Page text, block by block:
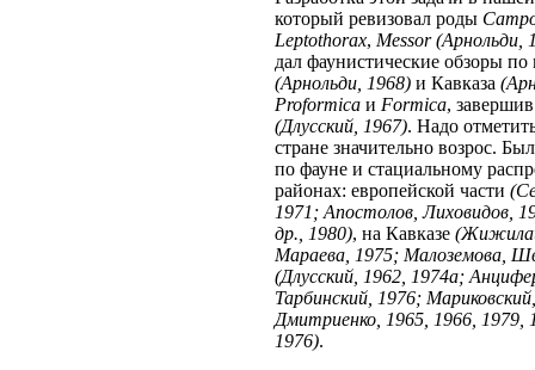
который ревизовал роды
Leptothorax, Messor (Арнольди,
дал фаунистические обзоры
(Арнольди, 1968) и Кавказа
Proformica и Formica,
(Длусский, 1967). Надо
стране значительно возрос.
по фауне и стациальному
районах: европейской части
1971; Апостолов, Лиховидов,
др., 1980), на Кавказе
Мараева, 1975; Малоземова,
(Длусский, 1962, 1974а;
Тарбинский, 1976;
Дмитриенко, 1965, 1966, 1979,
1976).